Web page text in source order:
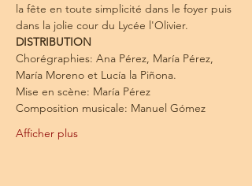
la fête en toute simplicité dans le foyer puis
dans la jolie cour du Lycée l'Olivier.
DISTRIBUTION
Chorégraphies: Ana Pérez, María Pérez,
María Moreno et Lucía la Piñona.
Mise en scène: María Pérez
Composition musicale: Manuel Gómez
Afficher plus